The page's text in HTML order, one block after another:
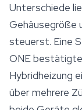
Unterschiede
Gehäusegröße
steuerst. Eine
ONE
Hybridheizung
über mehrere